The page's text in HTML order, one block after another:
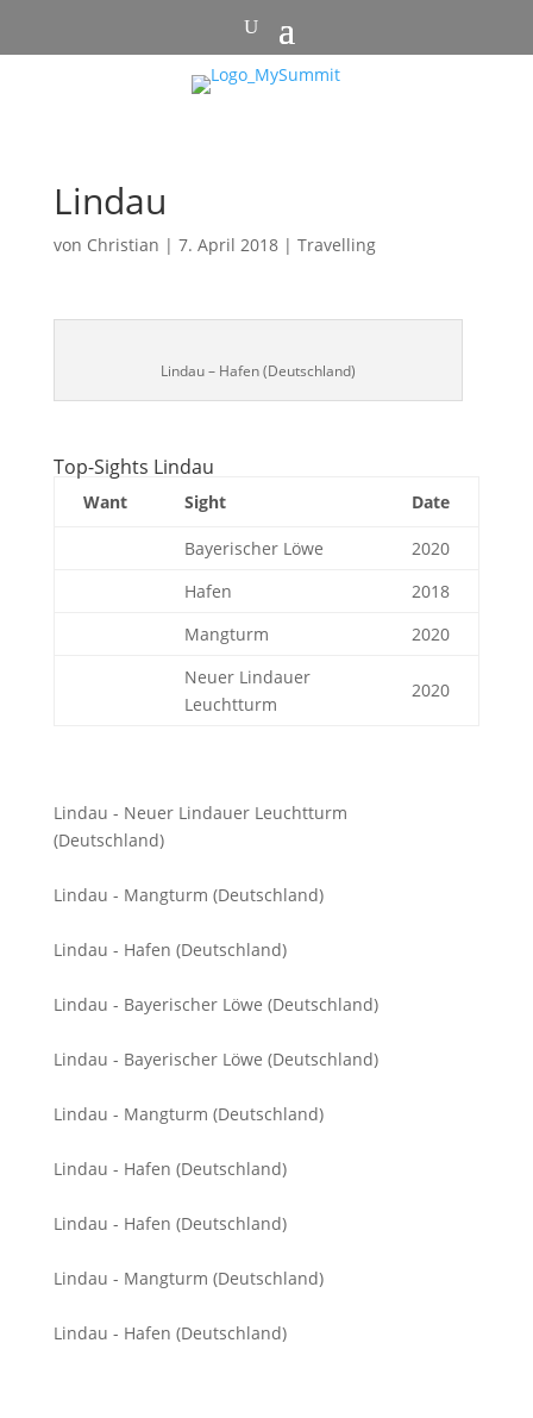
Lindau
von Christian | 7. April 2018| Travelling
Lindau – Hafen (Deutschland)
Top-Sights Lindau
Want Sight Date
Bayerischer Löwe
2020
Hafen
2018
Mangturm
2020
Neuer Lindauer
Leuchtturm
2020
Lindau - Neuer Lindauer Leuchtturm
(Deutschland)
Lindau - Mangturm (Deutschland)
Lindau - Hafen (Deutschland)
Lindau - Bayerischer Löwe (Deutschland)
Lindau - Bayerischer Löwe (Deutschland)
Lindau - Mangturm (Deutschland)
Lindau - Hafen (Deutschland)
Lindau - Hafen (Deutschland)
Lindau - Mangturm (Deutschland)
Lindau - Hafen (Deutschland)